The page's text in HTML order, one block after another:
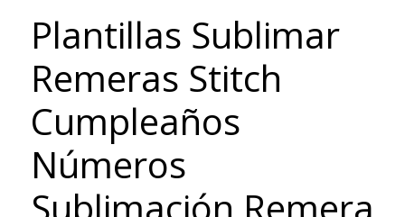
Plantillas Sublimar
Remeras Stitch
Cumpleaños
Números